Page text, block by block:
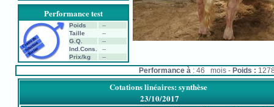
Performance test
Poids
--
Taille
--
G.Q.
--
Ind.Cons.
--
Prix/kg
--
Performance à : 46 mois - Poids :
Cotations linéaires: synthèse
23/10/2017